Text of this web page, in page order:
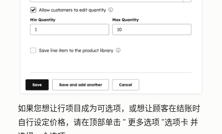
如果您想让行项目成为可选项，或想让顾客在结账时
自行设定价格，请在顶部单击 " 更多选项 "选项卡 并